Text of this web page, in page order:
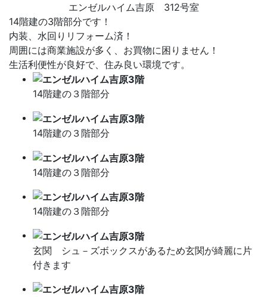
エンゼルハイム吉原 312号室
14階建の3階部分です！
内装、水回りリフォーム済！
周囲には商業施設が多く、お買物に困りません！
生活利便性が良好で、住み良い環境です。
14階建の３階部分
14階建の３階部分
14階建の３階部分
14階建の３階部分
玄関 シュ－ズボックスがあるため玄関が綺麗に片
付きます